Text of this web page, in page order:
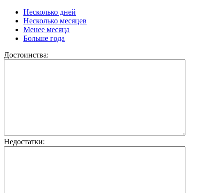
Несколько дней
Несколько месяцев
Менее месяца
Больше года
Достоинства:
Недостатки: